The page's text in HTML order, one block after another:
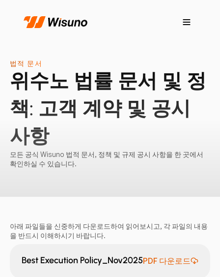
법적 문서
위수노 법률 문서 및 정
책: 고객 계약 및 공시
사항
모든 공식 Wisuno 법적 문서, 정책 및 규제 공시 사항을 한 곳에서
확인하실 수 있습니다.
아래 파일들을 신중하게 다운로드하여 읽어보시고, 각 파일의 내용
을 반드시 이해하시기 바랍니다.
Best Execution Policy_Nov2025PDF 다운로드